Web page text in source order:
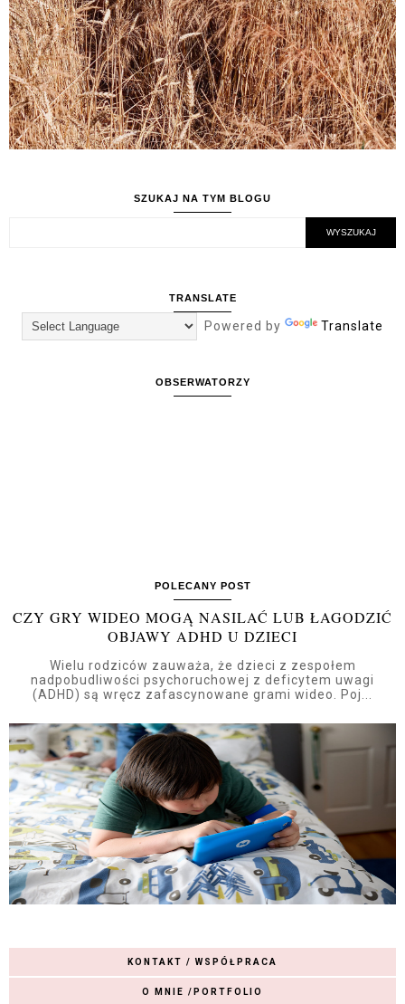
SZUKAJ NA TYM BLOGU
TRANSLATE
Powered by Translate
OBSERWATORZY
POLECANY POST
CZY GRY WIDEO MOGĄ NASILAĆ LUB ŁAGODZIĆ
OBJAWY ADHD U DZIECI
Wielu rodziców zauważa, że dzieci z zespołem
nadpobudliwości psychoruchowej z deficytem uwagi
(ADHD) są wręcz zafascynowane grami wideo. Poj...
KONTAKT / WSPÓŁPRACA
O MNIE /PORTFOLIO